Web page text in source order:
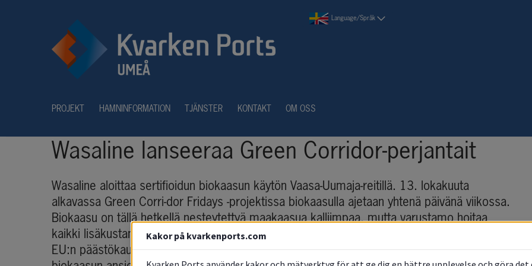
Language/Språk
PROJEKT HAMNINFORMATION TJÄNSTER KONTAKT OM OSS
Wasaline lanseeraa Green Corridor-perjantait
Wasaline aloittaa sertifioidun biokaasun käytön Vaasa-Uumaja-reitillä. 13. lokakuuta
alkavassa Green Corri-dor Fridays -projektissa biokaasulla ajetaan yhtenä päivänä viikossa.
Biokaasu on tällä hetkellä nesteytettyä maakaasua kalliimpaa, mutta varustamo hoitaa
kaikki lisäkustannukset asiakkaiden puolesta. Biokaasun käyttö on osa valmistautumista
EU:n päästökauppajärjestelmään, joka tulee merenkulkualalle ensi vuonna. Sertifioidun
Kakor på kvarkenports.com